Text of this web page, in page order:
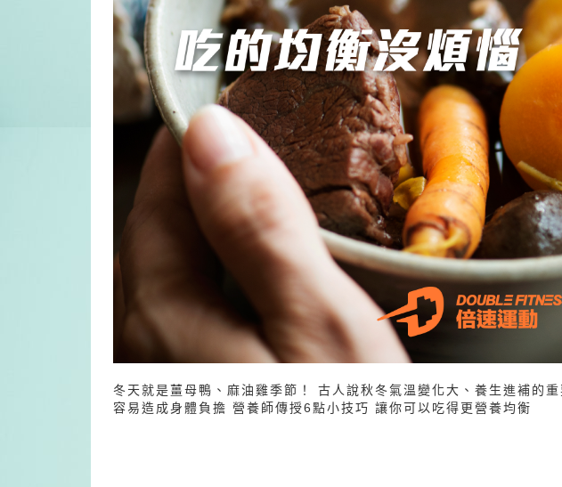
冬天就是薑母鴨、麻油雞季節！ 古人說秋冬氣溫變化大、養生進補的
容易造成身體負擔 營養師傳授6點小技巧 讓你可以吃得更營養均衡